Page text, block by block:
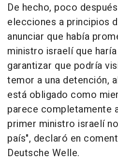
De hecho, poco
elecciones a principios
anunciar que había
ministro israelí que
garantizar que podría
temor a una detención,
está obligado como
parece completamente
primer ministro israelí
país", declaró en
Deutsche Welle.